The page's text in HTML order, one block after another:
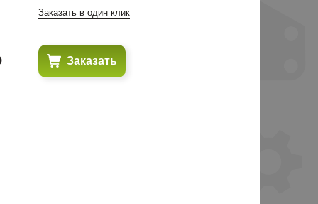
Заказать в один клик
Заказать